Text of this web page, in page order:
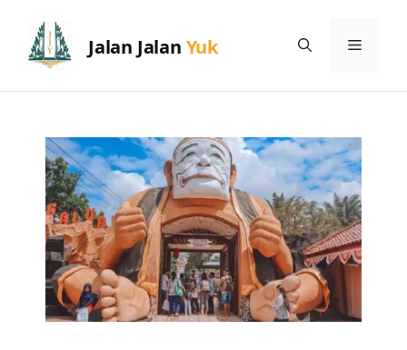
content
Menu